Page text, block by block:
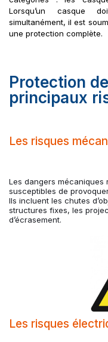
Lorsqu’un casque
simultanément, il est
une protection complète.
Protection
principaux
Les risques
Les dangers
susceptibles de
Ils incluent les chutes
structures fixes, les
d’écrasement.
Les risques